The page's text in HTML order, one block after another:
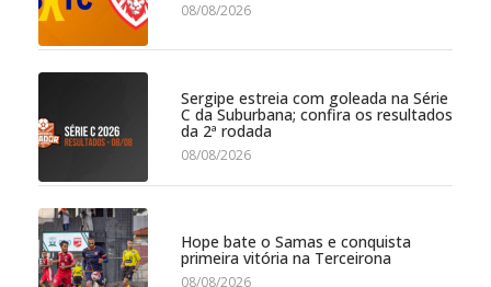
08/08/2026
Sergipe estreia com goleada na Série
C da Suburbana; confira os resultados
da 2ª rodada
08/08/2026
Hope bate o Samas e conquista
primeira vitória na Terceirona
08/08/2026